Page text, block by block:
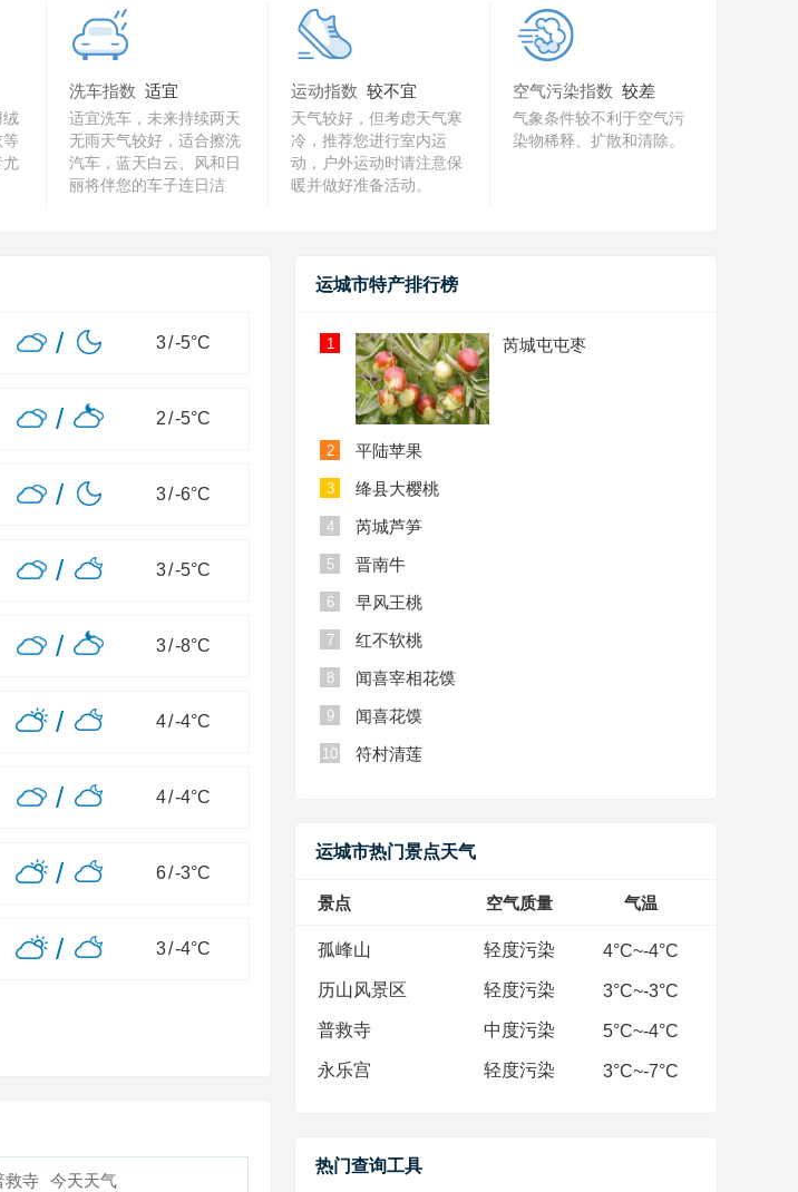
绒
等
尤
洗车指数 适宜
适宜洗车，未来持续两天
无雨天气较好，适合擦洗
汽车，蓝天白云、风和日
丽将伴您的车子连日洁
运动指数 较不宜
天气较好，但考虑天气寒
冷，推荐您进行室内运
动，户外运动时请注意保
暖并做好准备活动。
空气污染指数 较差
气象条件较不利于空气污
染物稀释、扩散和清除。
/ 3/-5°C
/ 2/-5°C
/ 3/-6°C
/ 3/-5°C
/ 3/-8°C
/ 4/-4°C
/ 4/-4°C
/ 6/-3°C
/ 3/-4°C
救寺 今天天气
运城市特产排行榜
1 芮城屯屯枣
2 平陆苹果
3 绛县大樱桃
4 芮城芦笋
5 晋南牛
6 早风王桃
7 红不软桃
8 闻喜宰相花馍
9 闻喜花馍
10 符村清莲
运城市热门景点天气
景点 空气质量 气温
孤峰山 轻度污染 4°C~-4°C
历山风景区 轻度污染 3°C~-3°C
普救寺 中度污染 5°C~-4°C
永乐宫 轻度污染 3°C~-7°C
热门查询工具